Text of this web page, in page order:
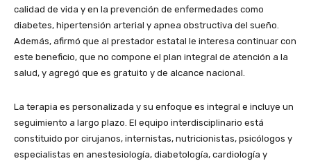
calidad de vida y en la prevención de enfermedades como
diabetes, hipertensión arterial y apnea obstructiva del sueño.
Además, afirmó que al prestador estatal le interesa continuar con
este beneficio, que no compone el plan integral de atención a la
salud, y agregó que es gratuito y de alcance nacional.
La terapia es personalizada y su enfoque es integral e incluye un
seguimiento a largo plazo. El equipo interdisciplinario está
constituido por cirujanos, internistas, nutricionistas, psicólogos y
especialistas en anestesiología, diabetología, cardiología y